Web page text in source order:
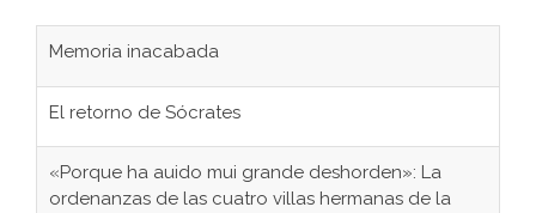
Memoria inacabada
El retorno de Sócrates
«Porque ha auido mui grande deshorden»: La
ordenanzas de las cuatro villas hermanas de la